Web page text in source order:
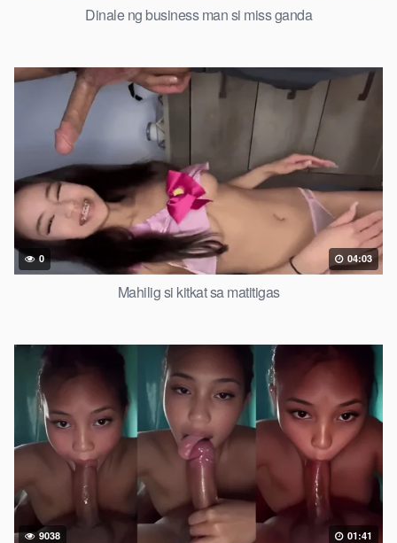
Dinale ng business man si miss ganda
0 04:03
Mahilig si kitkat sa matitigas
9038 01:41